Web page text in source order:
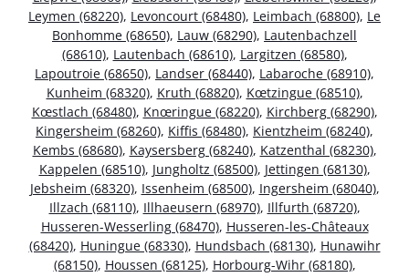
Leymen (68220), Levoncourt (68480), Leimbach (68800), Le
Bonhomme (68650), Lauw (68290), Lautenbachzell
(68610), Lautenbach (68610), Largitzen (68580),
Lapoutroie (68650), Landser (68440), Labaroche (68910),
Kunheim (68320), Kruth (68820), Kœtzingue (68510),
Kœstlach (68480), Knœringue (68220), Kirchberg (68290),
Kingersheim (68260), Kiffis (68480), Kientzheim (68240),
Kembs (68680), Kaysersberg (68240), Katzenthal (68230),
Kappelen (68510), Jungholtz (68500), Jettingen (68130),
Jebsheim (68320), Issenheim (68500), Ingersheim (68040),
Illzach (68110), Illhaeusern (68970), Illfurth (68720),
Husseren-Wesserling (68470), Husseren-les-Châteaux
(68420), Huningue (68330), Hundsbach (68130), Hunawihr
(68150), Houssen (68125), Horbourg-Wihr (68180),